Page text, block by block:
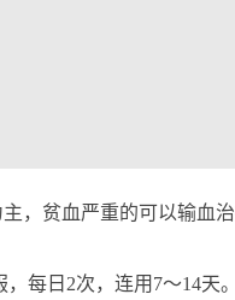
贫血严重的可以输血治
日2次，连用7～14天。